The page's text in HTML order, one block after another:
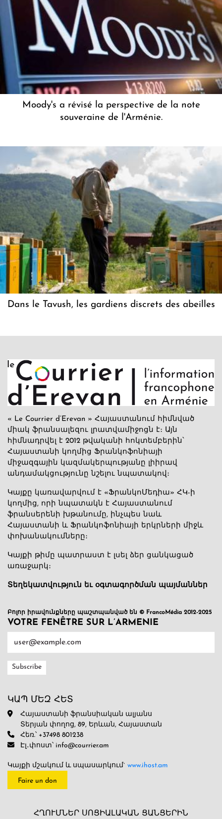
Moody's a révisé la perspective de la note
souveraine de l'Arménie.
Dans le Tavush, les gardiens discrets des abeilles
« Le Courrier d’Erevan » Հայաստանում հիմնված
միակ ֆրանսալեզու լրատվամիջոցն է։ Այն
հիմնադրվել է 2012 թվականի հոկտեմբերին՝
Հայաստանի կողմից Ֆրանկոֆոնիայի
միջազգային կազմակերպությանը լիիրավ
անդամակցությունը նշելու նպատակով։
Կայքը կառավարվում է «ՖրանկոՄեդիա» ՀԿ-ի
կողմից, որի նպատակն է Հայաստանում
ֆրանսերենի խթանումը, ինչպես նաև
Հայաստանի և Ֆրանկոֆոնիայի երկրների միջև
փոխանակումները։
Կայքի թիմը պատրաստ է լսել ձեր ցանկացած
առաջարկ։
Տեղեկատվություն եւ օգտագործման պայմաններ
Բոլոր իրավունքները պաշտպանված են © FrancoMédia 2012-2025
VOTRE FENÊTRE SUR L’ARMENIE
ԿԱՊ ՄԵԶ ՀԵՏ
Հայաստանի ֆրանսիական ալյանս
Տերյան փողոց, 89, Երևան, Հայաստան
Հեռ.՝ +37498 801238
Էլ․փոստ՝ info@courrier.am
Կայքի մշակում և սպասարկում` www.ihost.am
Faire un don
ՀՂՈՒՄՆԵՐ ՍՈՑԻԱԼԱԿԱՆ ՑԱՆՑԵՐԻՆ